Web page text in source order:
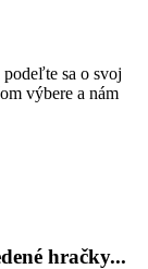
sa o svoj
výbere a nám
hračky...